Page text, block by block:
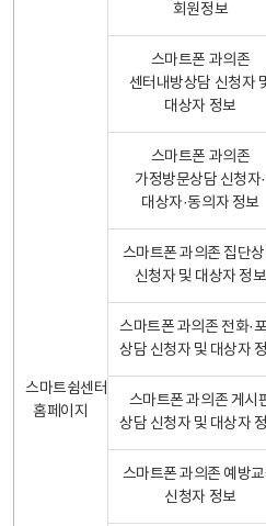
스마트쉼센터
홈페이지
회원정보
스마트폰 과의존
센터내방상담 신청자
대상자 정보
스마트폰 과의존
가정방문상담 신청자·
대상자·동의자 정보
스마트폰 과의존 집단
신청자 및 대상자 정보
스마트폰 과의존 전화·
상담 신청자 및 대상자
스마트폰 과의존 게시
상담 신청자 및 대상자
스마트폰 과의존 예방
신청자 정보